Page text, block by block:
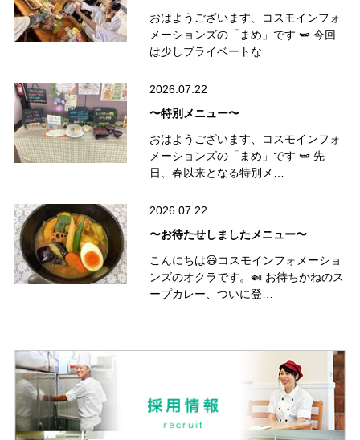
おはようございます、コスモインフォ
メーションズの「まめ」です 🫛 今回
は少しプライベートな…
2026.07.22
〜特別メニュー〜
おはようございます、コスモインフォ
メーションズの「まめ」です 🫛 先
日、春以来となる特別メ…
2026.07.22
〜お待たせしましたメニュー〜
こんにちは😃コスモインフォメーショ
ンズのオクラです。🍛 お待ちかねのス
ープカレー、ついに登…